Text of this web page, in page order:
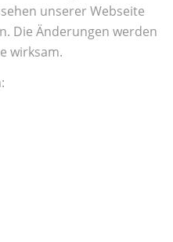
unserer Webseite
Die Änderungen werden
wirksam.